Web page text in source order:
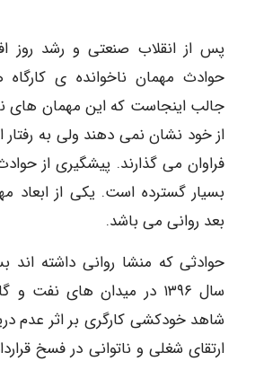
پس از انقلاب صنعتی و رشد روز
حوادث مهمان ناخوانده ی
جالب اینجاست که این مهمان های
از خود نشان نمی دهند ولی به رفتار
فراوان می گذارند. پیشگیری از
بسیار گسترده است. یکی از ابعاد
بعد روانی می باشد.
حوادثی که منشا روانی داشته اند
سال ۱۳۹۶ در میدان های نفت
شاهد خودکشی کارگری بر اثر عدم
ارتقای شغلی و ناتوانی در فسخ